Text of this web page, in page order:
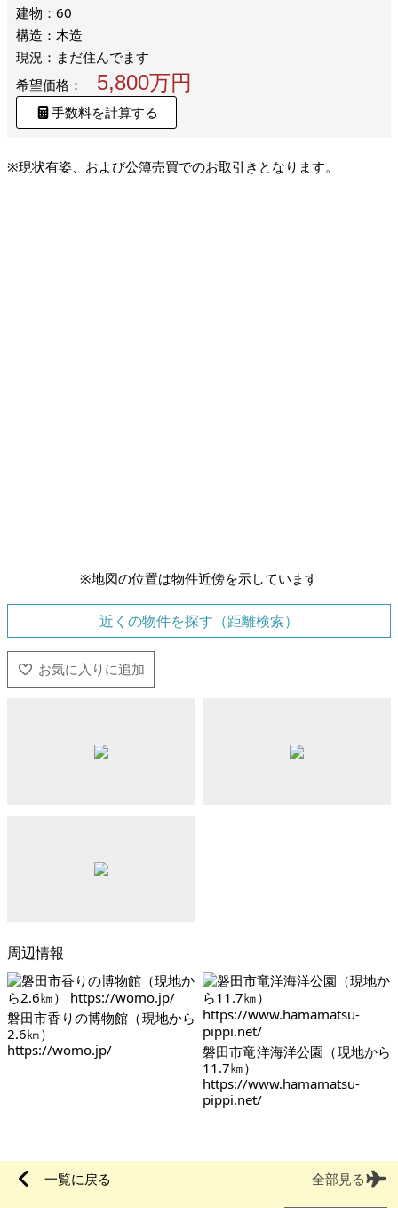
建物：60
構造：木造
現況：まだ住んでます
希望価格：
5,800万円
手数料を計算する
※現状有姿、および公簿売買でのお取引きとなります。
※地図の位置は物件近傍を示しています
近くの物件を探す（距離検索）
周辺情報
磐田市香りの博物館（現地から
2.6㎞）
https://womo.jp/
磐田市竜洋海洋公園（現地から
11.7㎞）
https://www.hamamatsu-
pippi.net/
一覧に戻る 全部見る